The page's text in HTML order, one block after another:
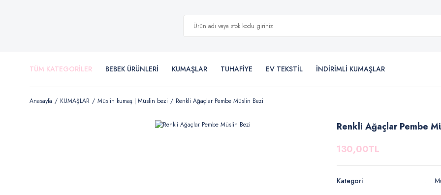
TÜM KATEGORİLER BEBEK ÜRÜNLERİ KUMAŞLAR TUHAFİYE EV TEKSTİL İNDİRİMLİ KUMAŞLAR
Anasayfa KUMAŞLAR Müslin kumaş | Müslin bezi Renkli Ağaçlar Pembe Müslin Bezi
Renkli Ağaçlar Pembe
130,00TL
Kategori